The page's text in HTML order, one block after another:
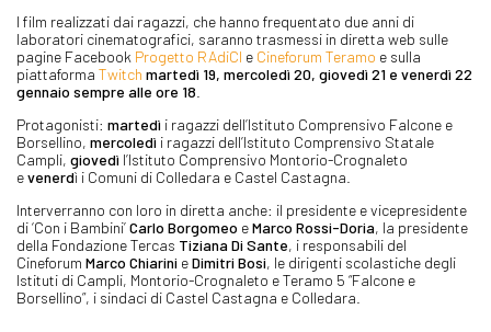
I film realizzati dai ragazzi, che hanno frequentato due anni di
laboratori cinematografici, saranno trasmessi in diretta web sulle
pagine Facebook Progetto RAdiCI e Cineforum Teramo e sulla
piattaforma Twitch martedì 19, mercoledì 20, giovedì 21 e venerdì 22
gennaio sempre alle ore 18
Protagonisti: martedì i ragazzi dell’Istituto Comprensivo Falcone e
Borsellino, mercoledì i ragazzi dell’Istituto Comprensivo Statale
Campli, giovedì l’Istituto Comprensivo Montorio-Crognaleto
evenerdì i Comuni di Colledara e Castel Castagna.
Interverranno con loro in diretta anche: il presidente e vicepresidente
di ‘Con i Bambini’Carlo Borgomeo eMarco Rossi-Doria, la presidente
della Fondazione Tercas Tiziana Di Sante, i responsabili del
Cineforum Marco Chiarini eDimitriBosi, le dirigenti scolastiche degli
Istituti di Campli, Montorio-Crognaleto e Teramo 5 “Falcone e
Borsellino”, i sindaci di Castel Castagna e Colledara.